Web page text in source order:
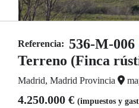
Referencia: 536-M-006
Terreno (Finca
Madrid, Madrid Provincia
4.250.000 € (impuestos y